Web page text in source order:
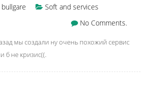
bullgare
Soft and services
No Comments.
мы создали ну очень похожий сервис
б не кризис((.